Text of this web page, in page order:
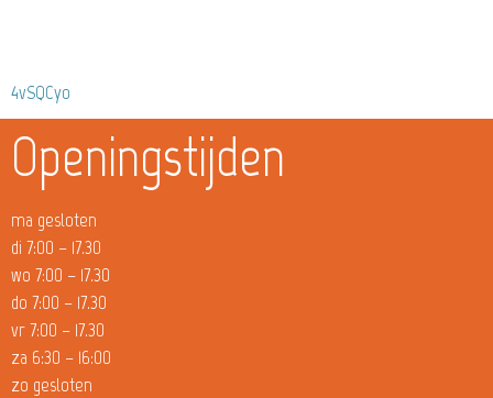
4vSQCyo
Openingstijden
ma gesloten
di 7:00 – 17.30
wo 7:00 – 17.30
do 7:00 – 17.30
vr 7:00 – 17.30
za 6:30 – 16:00
zo gesloten